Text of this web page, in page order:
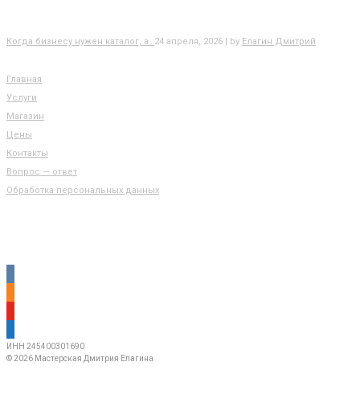
Когда бизнесу нужен каталог, а…24 апреля, 2026 | by Елагин Дмитрий
Главная
Услуги
Магазин
Цены
Контакты
Вопрос — ответ
Обработка персональных данных
ИНН 245400301690
© 2026 Мастерская Дмитрия Елагина